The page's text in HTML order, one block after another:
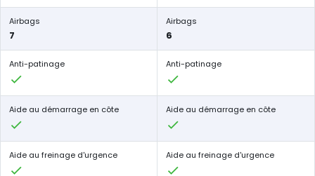
Airbags
7
Airbags
6
Anti-patinage Anti-patinage
Aide au démarrage en côte Aide au démarrage en côte
Aide au freinage d'urgence Aide au freinage d'urgence